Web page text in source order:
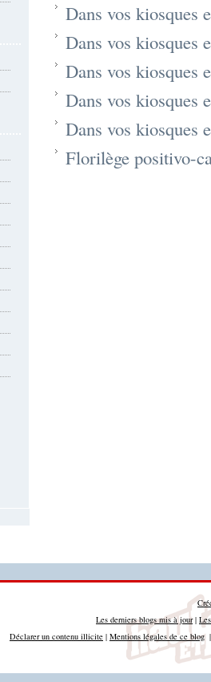
Dans vos kiosques
Dans vos kiosques
Dans vos kiosques
Dans vos kiosques
Dans vos kiosques
Florilège positivo-
Les derniers blogs mis à jour|
Déclarer un contenu illicite | Mentions légales de ce blog